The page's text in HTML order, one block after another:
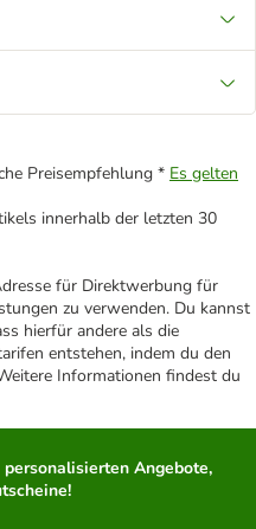
Preisempfehlung * Es gelten
innerhalb der letzten 30
für Direktwerbung für
zu verwenden. Du kannst
hierfür andere als die
entstehen, indem du den
Informationen findest du
Angebote,